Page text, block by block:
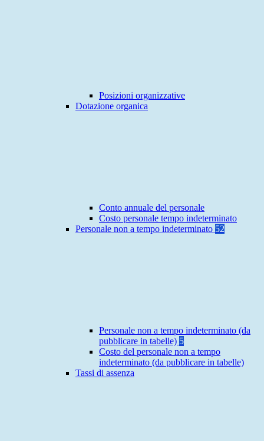
Posizioni organizzative
Dotazione organica
Conto annuale del personale
Costo personale tempo indeterminato
Personale non a tempo indeterminato 52
Personale non a tempo indeterminato (da
pubblicare in tabelle) 5
Costo del personale non a tempo
indeterminato (da pubblicare in tabelle)
Tassi di assenza